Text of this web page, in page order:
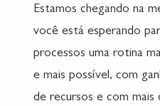
Estamos chegando na
você está esperando
processos uma rotina
e mais possível, com
de recursos e com mais